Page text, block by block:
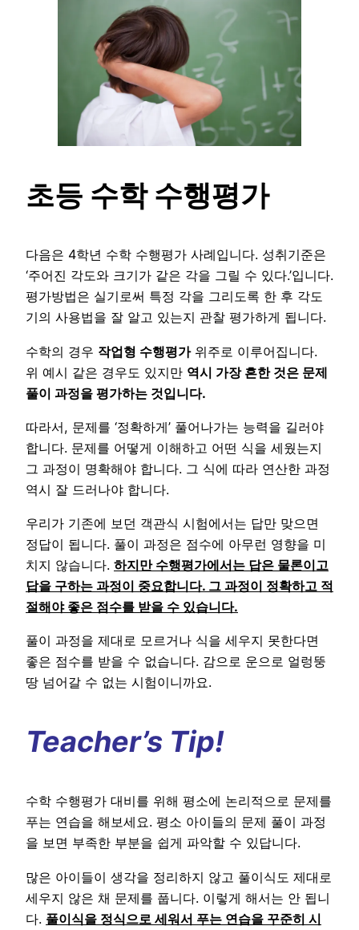
초등 수학 수행평가
다음은 4학년 수학 수행평가 사례입니다. 성취기준은
‘주어진 각도와 크기가 같은 각을 그릴 수 있다.’입니다.
평가방법은 실기로써 특정 각을 그리도록 한 후 각도
기의 사용법을 잘 알고 있는지 관찰 평가하게 됩니다.
수학의 경우 작업형 수행평가위주로 이루어집니다.
위 예시 같은 경우도 있지만 역시 가장 흔한 것은 문제
풀이 과정을 평가하는 것입니다.
따라서, 문제를 ‘정확하게’ 풀어나가는 능력을 길러야
합니다. 문제를 어떻게 이해하고 어떤 식을 세웠는지
그 과정이 명확해야 합니다. 그 식에 따라 연산한 과정
역시 잘 드러나야 합니다.
우리가 기존에 보던 객관식 시험에서는 답만 맞으면
정답이 됩니다. 풀이 과정은 점수에 아무런 영향을 미
치지 않습니다. 하지만 수행평가에서는 답은 물론이고
답을 구하는 과정이 중요합니다. 그 과정이 정확하고 적
절해야 좋은 점수를 받을 수 있습니다.
풀이 과정을 제대로 모르거나 식을 세우지 못한다면
좋은 점수를 받을 수 없습니다. 감으로 운으로 얼렁뚱
땅 넘어갈 수 없는 시험이니까요.
Teacher’s Tip!
수학 수행평가 대비를 위해 평소에 논리적으로 문제를
푸는 연습을 해보세요. 평소 아이들의 문제 풀이 과정
을 보면 부족한 부분을 쉽게 파악할 수 있답니다.
많은 아이들이 생각을 정리하지 않고 풀이식도 제대로
세우지 않은 채 문제를 풉니다. 이렇게 해서는 안 됩니
다. 풀이식을 정식으로 세워서 푸는 연습을 꾸준히 시